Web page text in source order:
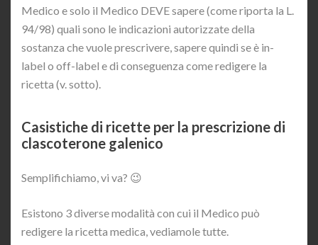
Medico e solo il Medico DEVE sapere (come riporta la L.
94/98) quali sono le indicazioni autorizzate della
sostanza che vuole prescrivere, sapere quindi se è in-
label o off-label e di conseguenza come redigere la
ricetta (v. sotto).
Casistiche di ricette per la prescrizione di
clascoterone galenico
Semplifichiamo, vi va? 😉
Esistono 3 diverse modalità con cui il Medico può
redigere la ricetta medica, vediamole tutte.